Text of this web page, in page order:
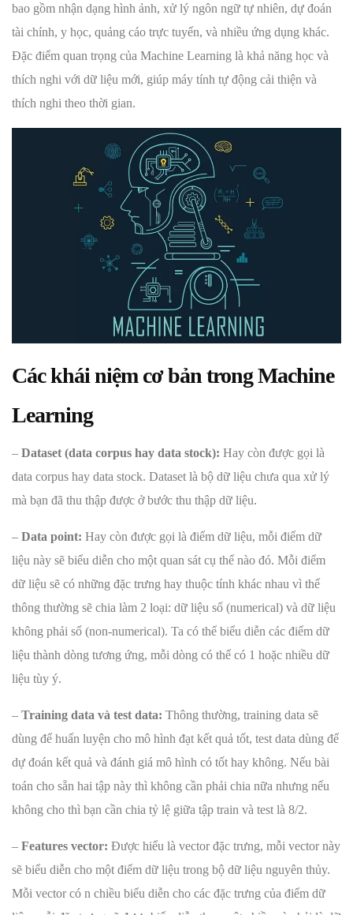
bao gồm nhận dạng hình ảnh, xử lý ngôn ngữ tự nhiên, dự đoán
tài chính, y học, quảng cáo trực tuyến, và nhiều ứng dụng khác.
Đặc điểm quan trọng của Machine Learning là khả năng học và
thích nghi với dữ liệu mới, giúp máy tính tự động cải thiện và
thích nghi theo thời gian.
Các khái niệm cơ bản trong Machine
Learning
– Dataset (data corpus hay data stock): Hay còn được gọi là
data corpus hay data stock. Dataset là bộ dữ liệu chưa qua xử lý
mà bạn đã thu thập được ở bước thu thập dữ liệu.
– Data point: Hay còn được gọi là điểm dữ liệu, mỗi điểm dữ
liệu này sẽ biểu diễn cho một quan sát cụ thể nào đó. Mỗi điểm
dữ liệu sẽ có những đặc trưng hay thuộc tính khác nhau vì thế
thông thường sẽ chia làm 2 loại: dữ liệu số (numerical) và dữ liệu
không phải số (non-numerical). Ta có thể biểu diễn các điểm dữ
liệu thành dòng tương ứng, mỗi dòng có thể có 1 hoặc nhiều dữ
liệu tùy ý.
– Training data và test data: Thông thường, training data sẽ
dùng để huấn luyện cho mô hình đạt kết quả tốt, test data dùng để
dự đoán kết quả và đánh giá mô hình có tốt hay không. Nếu bài
toán cho sẵn hai tập này thì không cần phải chia nữa nhưng nếu
không cho thì bạn cần chia tỷ lệ giữa tập train và test là 8/2.
– Features vector: Được hiểu là vector đặc trưng, mỗi vector này
sẽ biểu diễn cho một điểm dữ liệu trong bộ dữ liệu nguyên thủy.
Mỗi vector có n chiều biểu diễn cho các đặc trưng của điểm dữ